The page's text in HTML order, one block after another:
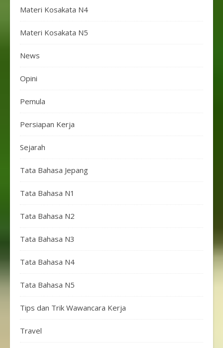
Materi Kosakata N4
Materi Kosakata N5
News
Opini
Pemula
Persiapan Kerja
Sejarah
Tata Bahasa Jepang
Tata Bahasa N1
Tata Bahasa N2
Tata Bahasa N3
Tata Bahasa N4
Tata Bahasa N5
Tips dan Trik Wawancara Kerja
Travel